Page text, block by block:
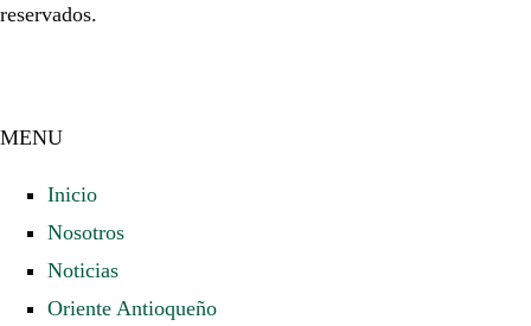
reservados.
MENU
Inicio
Nosotros
Noticias
Oriente Antioqueño